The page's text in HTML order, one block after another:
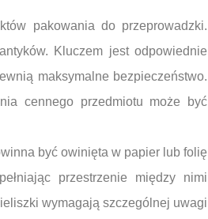
pakowania do przeprowadzki.
Kluczem jest odpowiednie
maksymalne bezpieczeństwo.
cennego przedmiotu może być
być owinięta w papier lub folię
przestrzenie między nimi
wymagają szczególnej uwagi